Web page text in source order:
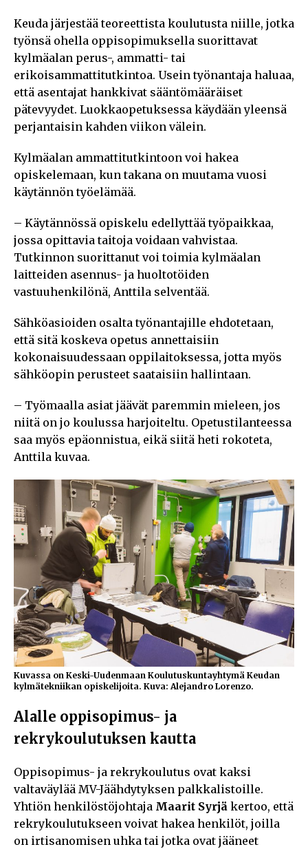
Keuda järjestää teoreettista koulutusta niille, jotka
työnsä ohella oppisopimuksella suorittavat
kylmäalan perus-, ammatti- tai
erikoisammattitutkintoa. Usein työnantaja haluaa,
että asentajat hankkivat sääntömääräiset
pätevyydet. Luokkaopetuksessa käydään yleensä
perjantaisin kahden viikon välein.
Kylmäalan ammattitutkintoon voi hakea
opiskelemaan, kun takana on muutama vuosi
käytännön työelämää.
– Käytännössä opiskelu edellyttää työpaikkaa,
jossa opittavia taitoja voidaan vahvistaa.
Tutkinnon suorittanut voi toimia kylmäalan
laitteiden asennus- ja huoltotöiden
vastuuhenkilönä, Anttila selventää.
Sähköasioiden osalta työnantajille ehdotetaan,
että sitä koskeva opetus annettaisiin
kokonaisuudessaan oppilaitoksessa, jotta myös
sähköopin perusteet saataisiin hallintaan.
– Työmaalla asiat jäävät paremmin mieleen, jos
niitä on jo koulussa harjoiteltu. Opetustilanteessa
saa myös epäonnistua, eikä siitä heti rokoteta,
Anttila kuvaa.
Kuvassa on Keski-Uudenmaan Koulutuskuntayhtymä Keudan
kylmätekniikan opiskelijoita. Kuva: Alejandro Lorenzo.
Alalle oppisopimus- ja
rekrykoulutuksen kautta
Oppisopimus- ja rekrykoulutus ovat kaksi
valtaväylää MV-Jäähdytyksen palkkalistoille.
Yhtiön henkilöstöjohtaja Maarit Syrjä kertoo, että
rekrykoulutukseen voivat hakea henkilöt, joilla
on irtisanomisen uhka tai jotka ovat jääneet